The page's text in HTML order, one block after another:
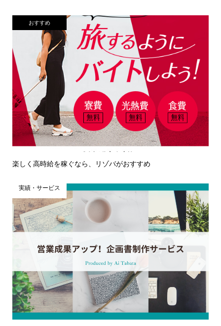
おすすめ
楽しく高時給を稼ぐなら、リゾバがおすすめ
実績・サービス